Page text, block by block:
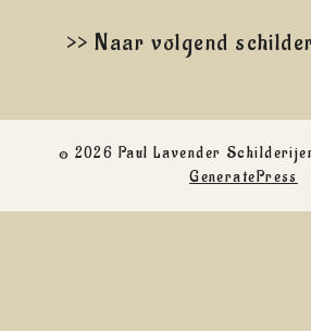
>> Naar volgend
© 2026 Paul Lavender
GeneratePress